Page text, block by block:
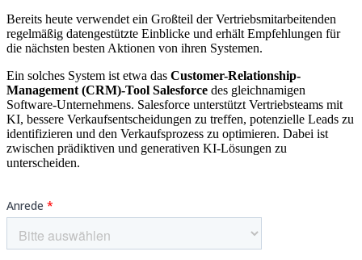
Bereits heute verwendet ein Großteil der Vertriebsmitarbeitenden
regelmäßig datengestützte Einblicke und erhält Empfehlungen für
die nächsten besten Aktionen von ihren Systemen.
Ein solches System ist etwa das Customer-Relationship-
Management (CRM)-Tool Salesforce des gleichnamigen
Software-Unternehmens. Salesforce unterstützt Vertriebsteams mit
KI, bessere Verkaufsentscheidungen zu treffen, potenzielle Leads zu
identifizieren und den Verkaufsprozess zu optimieren. Dabei ist
zwischen prädiktiven und generativen KI-Lösungen zu
unterscheiden.